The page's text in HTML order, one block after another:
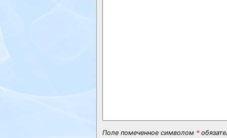
Поле помеченное символом *